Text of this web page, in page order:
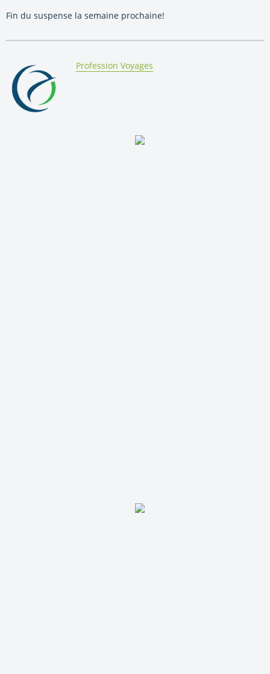
Fin du suspense la semaine prochaine!
By:
Profession Voyages